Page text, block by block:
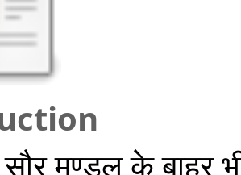
सौर मण्डल के